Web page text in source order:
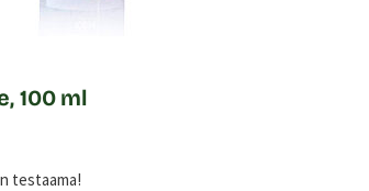
100 ml
testaama!